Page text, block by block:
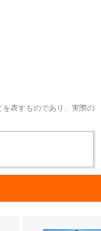
表すものであり、実際の